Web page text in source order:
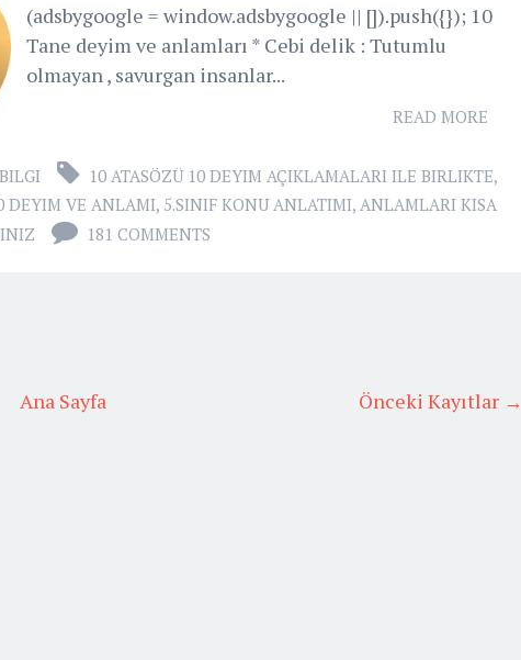
(adsbygoogle = window.adsbygoogle || []).push({}); 10
Tane deyim ve anlamları * Cebi delik : Tutumlu
olmayan , savurgan insanlar...
READ MORE
10 ATASÖZÜ 10 DEYIM AÇIKLAMALARI ILE BIRLIKTE,
DEYIM VE ANLAMI, 5.SINIF KONU ANLATIMI, ANLAMLARI KISA
181 COMMENTS
Önceki Kayıtlar →
Ana Sayfa